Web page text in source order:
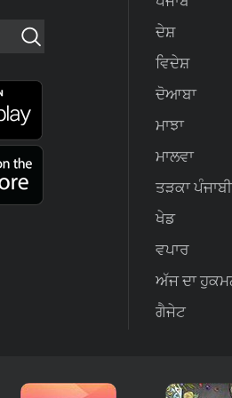
ਦੇਸ਼
ਵਿਦੇਸ਼
ਦੋਆਬਾ
ਮਾਝਾ
ਮਾਲਵਾ
ਤੜਕਾ ਪੰਜਾਬੀ
ਖੇਡ
ਵਪਾਰ
ਅੱਜ ਦਾ
ਗੈਜੇਟ